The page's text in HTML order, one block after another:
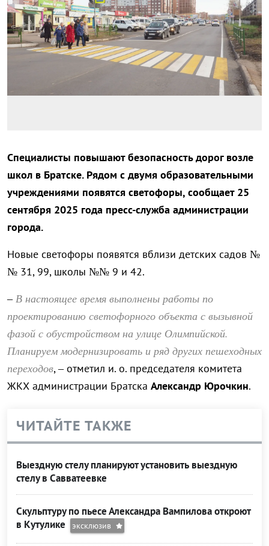
Специалисты повышают безопасность дорог возле
школ в Братске. Рядом с двумя образовательными
учреждениями появятся светофоры, сообщает 25
сентября 2025 года пресс-служба администрации
города.
Новые светофоры появятся вблизи детских садов №
№ 31, 99, школы №№ 9 и 42.
–В настоящее время выполнены работы по
проектированию светофорного объекта с вызывной
фазой с обустройством на улице Олимпийской.
Планируем модернизировать и ряд других пешеходных
переходов, – отметил и. о. председателя комитета
ЖКХ администрации Братска Александр Юрочкин.
ЧИТАЙТЕ ТАКЖЕ
Выездную стелу планируют установить выездную
стелу в Савватеевке
Скульптуру по пьесе Александра Вампилова откроют
в Кутулике
эксклюзив